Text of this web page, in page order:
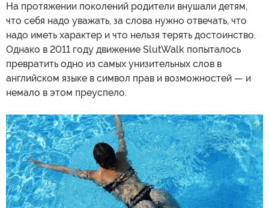
На протяжении поколений родители внушали детям,
что себя надо уважать, за слова нужно отвечать, что
надо иметь характер и что нельзя терять достоинство.
Однако в 2011 году движение SlutWalk попыталось
превратить одно из самых унизительных слов в
английском языке в символ прав и возможностей — и
немало в этом преуспело.